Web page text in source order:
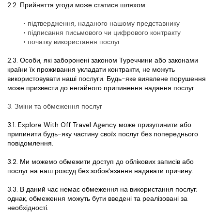
2.2. Прийняття угоди може статися шляхом:
підтвердження, наданого нашому представнику
підписання письмового чи цифрового контракту
початку використання послуг
2.3. Особи, які заборонені законом Туреччини або законами
країни їх проживання укладати контракти, не можуть
використовувати наші послуги. Будь-яке виявлене порушення
може призвести до негайного припинення надання послуг.
3. Зміни та обмеження послуг
3.1. Explore With Off Travel Agency може призупинити або
припинити будь-яку частину своїх послуг без попереднього
повідомлення.
3.2. Ми можемо обмежити доступ до облікових записів або
послуг на наш розсуд без зобов'язання надавати причину.
3.3. В даний час немає обмеження на використання послуг;
однак, обмеження можуть бути введені та реалізовані за
необхідності.